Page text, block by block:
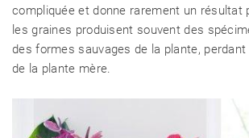
compliquée et donne rarement un résultat
les graines produisent souvent des
des formes sauvages de la plante,
de la plante mère.